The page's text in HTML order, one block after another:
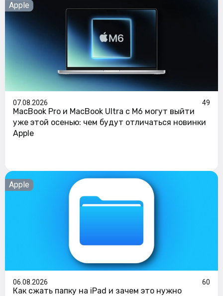
Apple
07.08.2026 49
MacBook Pro и MacBook Ultra с M6 могут выйти
уже этой осенью: чем будут отличаться новинки
Apple
Apple
06.08.2026 60
Как сжать папку на iPad и зачем это нужно